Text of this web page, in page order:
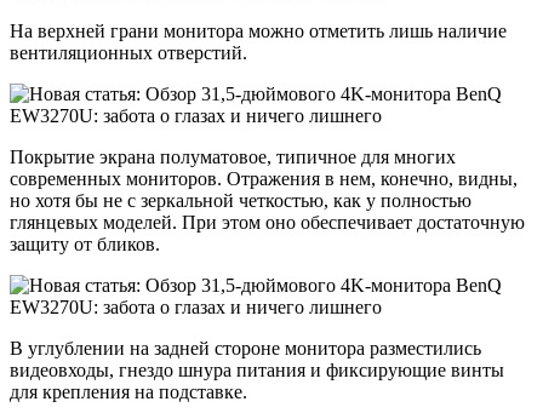
На верхней грани монитора можно отметить лишь наличие
вентиляционных отверстий.
Покрытие экрана полуматовое, типичное для многих
современных мониторов. Отражения в нем, конечно, видны,
но хотя бы не с зеркальной четкостью, как у полностью
глянцевых моделей. При этом оно обеспечивает достаточную
защиту от бликов.
В углублении на задней стороне монитора разместились
видеовходы, гнездо шнура питания и фиксирующие винты
для крепления на подставке.